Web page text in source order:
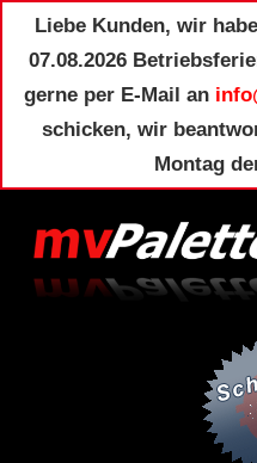
Liebe Kunden, wir
07.08.2026
gerne per E-Mail an
schicken, wir
Montag
Inhalt
springen